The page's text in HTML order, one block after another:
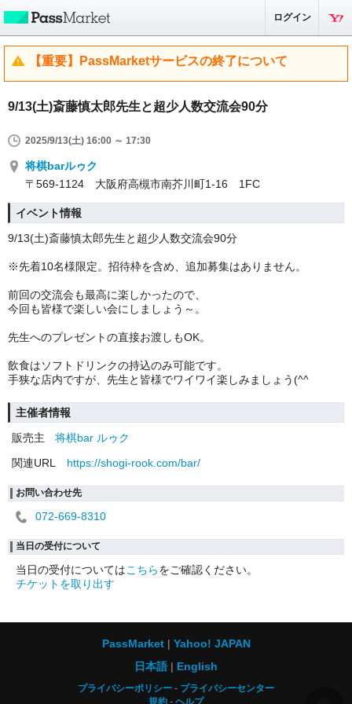
ログイン
【重要】PassMarketサービスの終了について
9/13(土)斎藤慎太郎先生と超少人数交流会90分
2025/9/13(土) 16:00 ～ 17:30
将棋barルゥク
〒569-1124 大阪府高槻市南芥川町1-16 1FC
イベント情報
9/13(土)斎藤慎太郎先生と超少人数交流会90分
※先着10名様限定。招待枠を含め、追加募集はありません。
前回の交流会も最高に楽しかったので、
今回も皆様で楽しい会にしましょう～。
先生へのプレゼントの直接お渡しもOK。
飲食はソフトドリンクの持込のみ可能です。
手狭な店内ですが、先生と皆様でワイワイ楽しみましょう(^^
主催者情報
販売主
将棋bar ルゥク
関連URL
https://shogi-rook.com/bar/
お問い合わせ先
072-669-8310
当日の受付について
当日の受付についてはこちらをご確認ください。
チケットを取り出す
PassMarket
Yahoo! JAPAN
日本語
English
プライバシーポリシー
プライバシーセンター
規約
ヘルプ